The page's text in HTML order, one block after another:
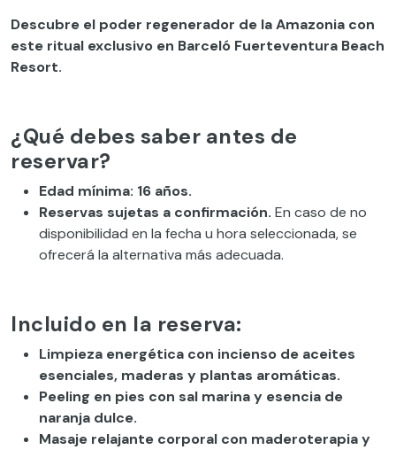
Descubre el poder regenerador de la Amazonia con
este ritual exclusivo en Barceló Fuerteventura Beach
Resort.
¿Qué debes saber antes de
reservar?
Edad mínima: 16 años.
Reservas sujetas a confirmación. En caso de no
disponibilidad en la fecha u hora seleccionada, se
ofrecerá la alternativa más adecuada.
Incluido en la reserva:
Limpieza energética con incienso de aceites
esenciales, maderas y plantas aromáticas.
Peeling en pies con sal marina y esencia de
naranja dulce.
Masaje relajante corporal con maderoterapia y